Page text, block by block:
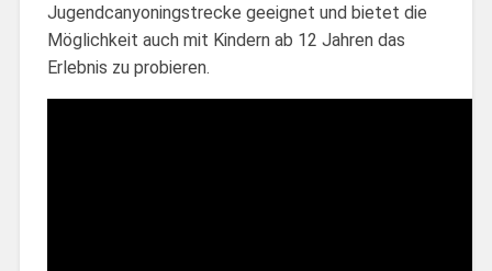
Jugendcanyoningstrecke geeignet und bietet die
Möglichkeit auch mit Kindern ab 12 Jahren das
Erlebnis zu probieren.